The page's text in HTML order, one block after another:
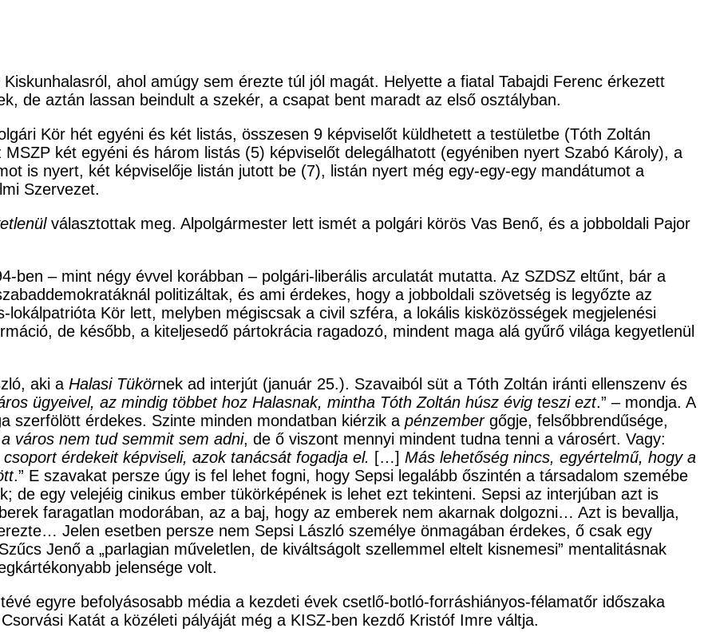
ahol amúgy sem érezte túl jól magát. Helyette a fiatal Tabajdi Ferenc érkezett
de aztán lassan beindult a szekér, a csapat bent maradt az első osztályban.
Kör hét egyéni és két listás, összesen 9 képviselőt küldhetett a testületbe (Tóth Zoltán
két egyéni és három listás (5) képviselőt delegálhatott (egyéniben nyert Szabó Károly), a
is nyert, két képviselője listán jutott be (7), listán nyert még egy-egy-egy mandátumot a
Szervezet.
választottak meg. Alpolgármester lett ismét a polgári körös Vas Benő, és a jobboldali Pajor
ben – mint négy évvel korábban – polgári-liberális arculatát mutatta. Az SZDSZ eltűnt, bár a
politizáltak, és ami érdekes, hogy a jobboldali szövetség is legyőzte az
lokálpatrióta Kör lett, melyben mégiscsak a civil szféra, a lokális kisközösségek megjelenési
de később, a kiteljesedő pártokrácia ragadozó, mindent maga alá gyűrő világa kegyetlenül
aki a Halasi Tükörnek ad interjút (január 25.). Szavaiból süt a Tóth Zoltán iránti ellenszenv és
ügyeivel, az mindig többet hoz Halasnak, mintha Tóth Zoltán húsz évig teszi ezt.” – mondja. A
szerfölött érdekes. Szinte minden mondatban kiérzik a pénzembergőgje, felsőbbrendűsége,
város nem tud semmit sem adni, de ő viszont mennyi mindent tudna tenni a városért. Vagy:
érdekeit képviseli, azok tanácsát fogadja el. […] Más lehetőség nincs, egyértelmű, hogy a
.” E szavakat persze úgy is fel lehet fogni, hogy Sepsi legalább őszintén a társadalom szemébe
de egy velejéig cinikus ember tükörképének is lehet ezt tekinteni. Sepsi az interjúban azt is
faragatlan modorában, az a baj, hogy az emberek nem akarnak dolgozni… Azt is bevallja,
Jelen esetben persze nem Sepsi László személye önmagában érdekes, ő csak egy
Jenő a „parlagian műveletlen, de kiváltságolt szellemmel eltelt kisnemesi” mentalitásnak
jelensége volt.
egyre befolyásosabb média a kezdeti évek csetlő-botló-forráshiányos-félamatőr időszaka
Katát a közéleti pályáját még a KISZ-ben kezdő Kristóf Imre váltja.